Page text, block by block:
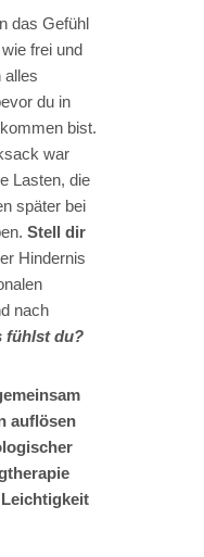
das Gefühl
frei und
alles
du in
bist.
war
Lasten, die
später bei
Stell dir
Hindernis
nach
fühlst du?
auflösen